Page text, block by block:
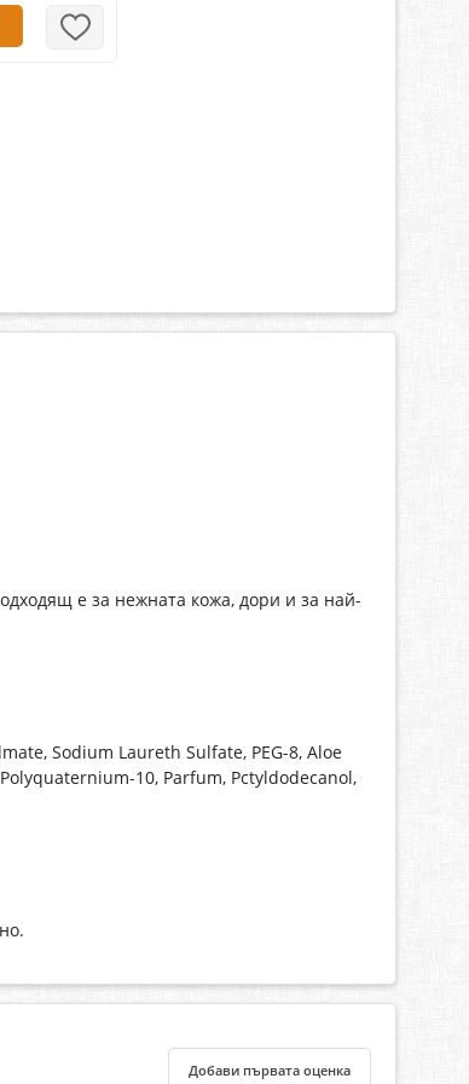
е за нежната кожа, дори и за най-
Sodium Laureth Sulfate, PEG-8, Aloe
10, Parfum, Pctyldodecanol,
Добави първата оценка